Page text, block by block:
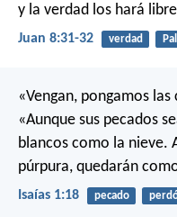
y la verdad los hará
Juan 8:31-32 verdad
«Vengan, pongamos
«Aunque sus pecados
blancos como la nieve.
púrpura, quedarán
Isaías 1:18 pecado